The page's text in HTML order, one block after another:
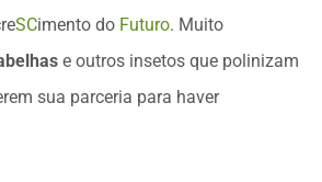
SCimento do Futuro. Muito
e outros insetos que polinizam
sua parceria para haver